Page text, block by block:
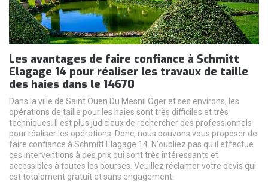
Les avantages de faire confiance à Schmitt
Elagage 14 pour réaliser les travaux de taille
des haies dans le 14670
Dans la ville de Saint Ouen Du Mesnil Oger et ses environs, les
opérations de taille pour les haies sont très difficiles et très
techniques. Il est plus judicieux de rechercher des professionnels
pour réaliser les opérations. Donc, nous pouvons vous proposer de
faire confiance à Schmitt Elagage 14. N'oubliez pas qu'il effectue
ces interventions à des prix qui sont très intéressants et
accessibles à toutes les bourses. Veuillez réclamer votre devis qui
est totalement gratuit et sans engagement.